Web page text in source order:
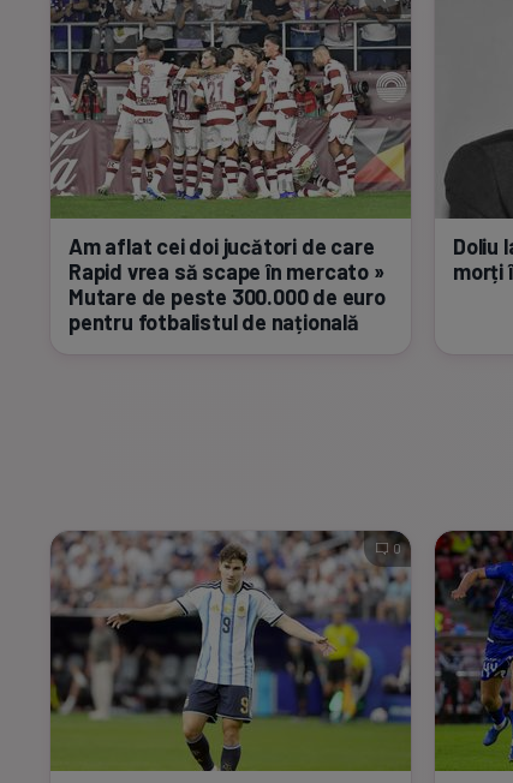
Am aflat cei doi jucători de care
Rapid vrea să scape în mercato »
Mutare de peste 300.000 de euro
pentru fotbalistul de națională
Doliu
morți
0